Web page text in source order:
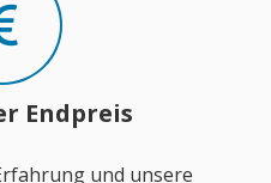
Endpreis
und unsere